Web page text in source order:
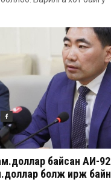
байсан АИ-
болж ирж